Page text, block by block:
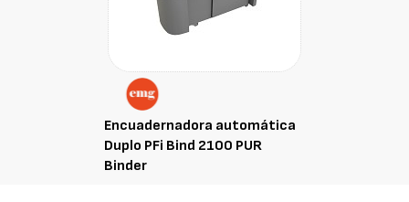
Encuadernadora automática
Duplo PFi Bind 2100 PUR
Binder